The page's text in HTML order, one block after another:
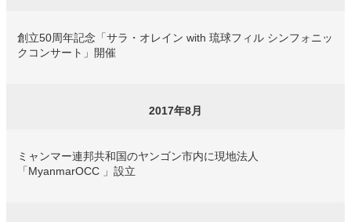
創立50周年記念「サラ・オレイン with 琉球フィル シンフォニッ
クコンサート」開催
2017年8月
ミャンマー連邦共和国のヤンゴン市内に現地法人
「MyanmarOCC 」設立